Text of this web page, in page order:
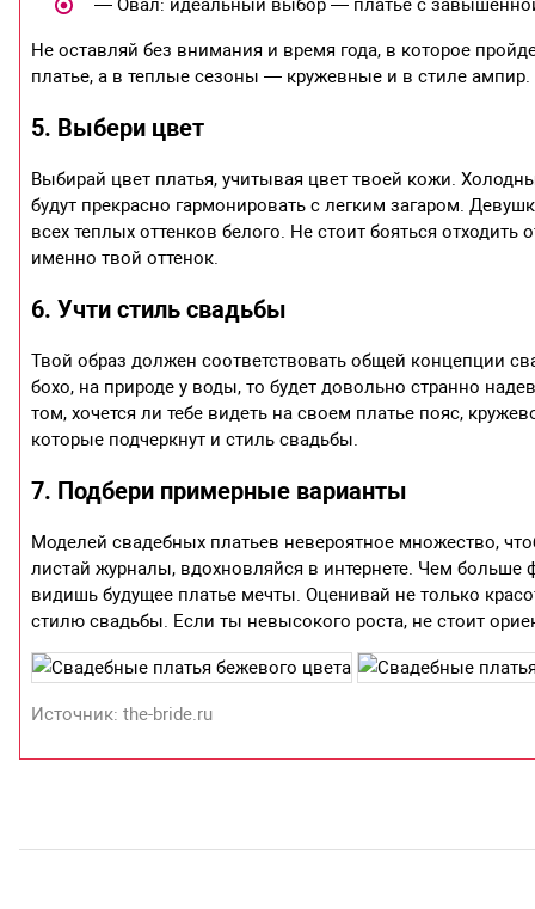
— Овал: идеальный выбор — платье с
Не оставляй без внимания и время года, в которое
платье, а в теплые сезоны — кружевные и в стиле ампир.
5. Выбери цвет
Выбирай цвет платья, учитывая цвет твоей кожи.
будут прекрасно гармонировать с легким загаром.
всех теплых оттенков белого. Не стоит бояться
именно твой оттенок.
6. Учти стиль свадьбы
Твой образ должен соответствовать общей концепции
бохо, на природе у воды, то будет довольно странно
том, хочется ли тебе видеть на своем платье пояс,
которые подчеркнут и стиль свадьбы.
7. Подбери примерные варианты
Моделей свадебных платьев невероятное множество,
листай журналы, вдохновляйся в интернете. Чем
видишь будущее платье мечты. Оценивай не только
стилю свадьбы. Если ты невысокого роста, не стоит
Источник: the-bride.ru